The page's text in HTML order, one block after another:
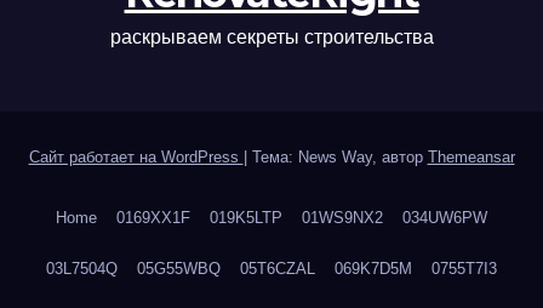
раскрываем секреты строительства
Сайт работает на WordPress Тема: News Way, автор Themeansar
Home 0169XX1F 019K5LTP 01WS9NX2 034UW6PW
03L7504Q 05G55WBQ 05T6CZAL 069K7D5M 0755T7I3